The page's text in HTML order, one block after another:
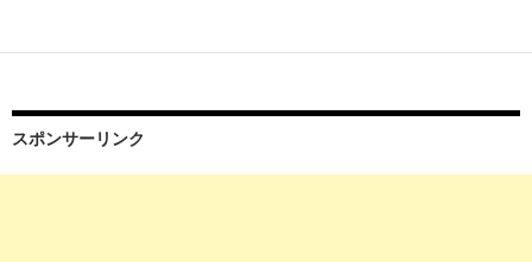
ナ
ゲ
ー
スポンサーリンク